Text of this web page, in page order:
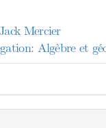
Mercier
Algèbre et